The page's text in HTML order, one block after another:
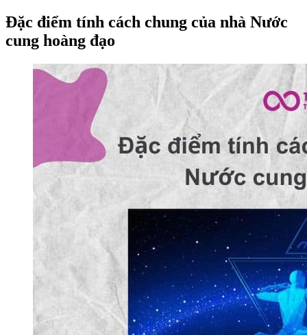
Đặc điểm tính cách chung của nhà Nước
cung hoàng đạo